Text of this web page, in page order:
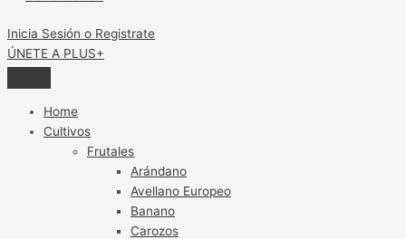
Inicia Sesión o Registrate
ÚNETE A PLUS+
Home
Cultivos
Frutales
Arándano
Avellano Europeo
Banano
Carozos